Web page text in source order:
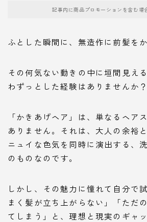
記事内に商品プロモーションを含む場
ふとした瞬間に、無造作に前髪を
その何気ない動きの中に垣間見え
わずっとした経験はありませんか？
「かきあげヘア」は、単なるヘア
ありません。それは、大人の余裕
ニュイな色気を同時に演出する、
のものなのです。
しかし、その魅力に憧れて自分で
まく髪が立ち上がらない」「ただ
てしまう」と、理想と現実のギャ